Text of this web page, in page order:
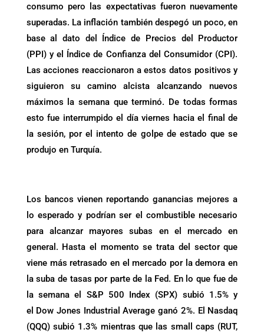
consumo pero las expectativas fueron nuevamente
superadas. La inflación también despegó un poco, en
base al dato del Índice de Precios del Productor
(PPI) y el Índice de Confianza del Consumidor (CPI).
Las acciones reaccionaron a estos datos positivos y
siguieron su camino alcista alcanzando nuevos
máximos la semana que terminó. De todas formas
esto fue interrumpido el día viernes hacia el final de
la sesión, por el intento de golpe de estado que se
produjo en Turquía.
Los bancos vienen reportando ganancias mejores a
lo esperado y podrían ser el combustible necesario
para alcanzar mayores subas en el mercado en
general. Hasta el momento se trata del sector que
viene más retrasado en el mercado por la demora en
la suba de tasas por parte de la Fed. En lo que fue de
la semana el S&P 500 Index (SPX) subió 1.5% y
el Dow Jones Industrial Average ganó 2%. El Nasdaq
(QQQ) subió 1.3% mientras que las small caps (RUT,